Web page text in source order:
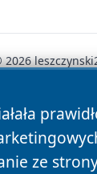
ze
Polityka